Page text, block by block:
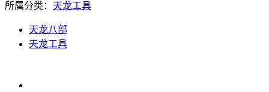
所属分类： 天龙工具
天龙八部
天龙工具